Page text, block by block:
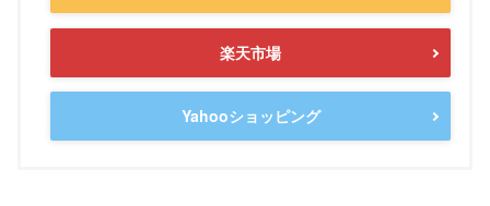
楽天市場
Yahooショッピング